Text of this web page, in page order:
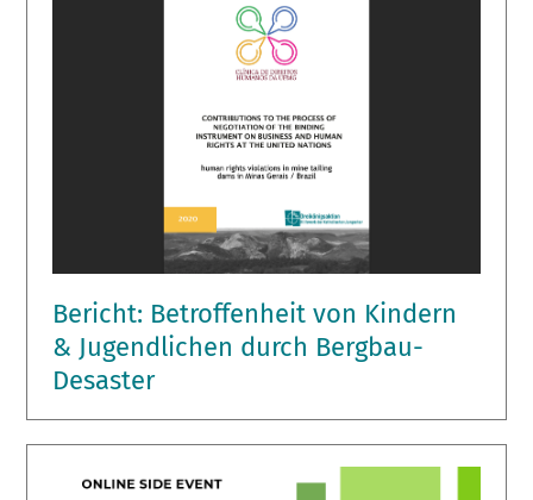
Bericht: Betroffenheit von Kindern
& Jugendlichen durch Bergbau-
Desaster